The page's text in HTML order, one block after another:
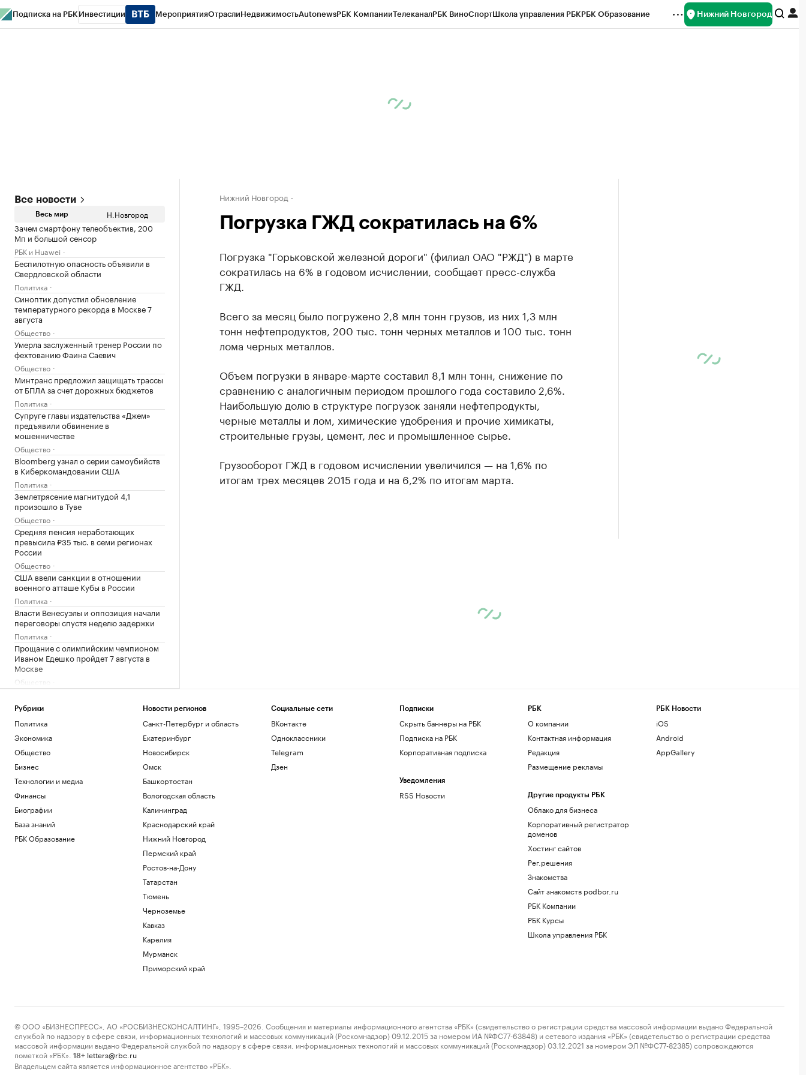
Подписка на РБК Инвестиции МероприятияОтраслиНедвижимостьAutonewsРБК КомпанииТелеканалРБК ВиноСпортШкола управления РБКРБК Образование Нижний Новгород
Все новости
Весь мир Н.Новгород
Зачем смартфону телеобъектив, 200
Мп и большой сенсор
РБК и Huawei
Беспилотную опасность объявили в
Свердловской области
Политика
Синоптик допустил обновление
температурного рекорда в Москве 7
августа
Общество
Умерла заслуженный тренер России по
фехтованию Фаина Саевич
Общество
Минтранс предложил защищать трассы
от БПЛА за счет дорожных бюджетов
Политика
Супруге главы издательства «Джем»
предъявили обвинение в
мошенничестве
Общество
Bloomberg узнал о серии самоубийств
в Киберкомандовании США
Политика
Землетрясение магнитудой 4,1
произошло в Туве
Общество
Средняя пенсия неработающих
превысила ₽35 тыс. в семи регионах
России
Общество
США ввели санкции в отношении
военного атташе Кубы в России
Политика
Власти Венесуэлы и оппозиция начали
переговоры спустя неделю задержки
Политика
Прощание с олимпийским чемпионом
Иваном Едешко пройдет 7 августа в
Москве
Общество
мужчину, угрожавшего взорвать бомбу
на рейсе
Общество
Во Внуково предупредили о задержках
рейсов из-за грозы
Общество
пострадавших при атаках хуситов
Политика
В Турции заявили, что Европа
потребовала подтверждать
происхождение газа
Политика
крупнейшие финансовые компании
Загрузить еще
Нижний Новгород
Погрузка ГЖД сократилась на 6%
Погрузка "Горьковской железной дороги" (филиал ОАО "РЖД") в марте
сократилась на 6% в годовом исчислении, сообщает пресс-служба
ГЖД.
Всего за месяц было погружено 2,8 млн тонн грузов, из них 1,3 млн
тонн нефтепродуктов, 200 тыс. тонн черных металлов и 100 тыс. тонн
лома черных металлов.
Объем погрузки в январе-марте составил 8,1 млн тонн, снижение по
сравнению с аналогичным периодом прошлого года составило 2,6%.
Наибольшую долю в структуре погрузок заняли нефтепродукты,
черные металлы и лом, химические удобрения и прочие химикаты,
строительные грузы, цемент, лес и промышленное сырье.
Грузооборот ГЖД в годовом исчислении увеличился — на 1,6% по
итогам трех месяцев 2015 года и на 6,2% по итогам марта.
Рубрики
Политика
Экономика
Общество
Бизнес
Технологии и медиа
Финансы
Биографии
База знаний
РБК Образование
Новости регионов
Санкт-Петербург и область
Екатеринбург
Новосибирск
Омск
Башкортостан
Вологодская область
Калининград
Краснодарский край
Нижний Новгород
Пермский край
Ростов-на-Дону
Татарстан
Тюмень
Черноземье
Кавказ
Карелия
Мурманск
Приморский край
Социальные сети
ВКонтакте
Одноклассники
Telegram
Дзен
Подписки
Скрыть баннеры на РБК
Подписка на РБК
Корпоративная подписка
Уведомления
RSS Новости
РБК
О компании
Контактная информация
Редакция
Размещение рекламы
Другие продукты РБК
Облако для бизнеса
Корпоративный регистратор
доменов
Хостинг сайтов
Рег.решения
Знакомства
Сайт знакомств podbor.ru
РБК Компании
РБК Курсы
Школа управления РБК
РБК Новости
iOS
Android
AppGallery
© ООО «БИЗНЕСПРЕСС», АО «РОСБИЗНЕСКОНСАЛТИНГ», 1995–2026. Сообщения и материалы информационного агентства «РБК» (свидетельство о регистрации средства массовой информации выдано Федеральной
службой по надзору в сфере связи, информационных технологий и массовых коммуникаций (Роскомнадзор) 09.12.2015 за номером ИА №ФС77-63848) и сетевого издания «РБК» (свидетельство о регистрации средства
массовой информации выдано Федеральной службой по надзору в сфере связи, информационных технологий и массовых коммуникаций (Роскомнадзор) 03.12.2021 за номером ЭЛ №ФС77-82385) сопровождаются
пометкой «РБК».
18+ letters@rbc.ru
Владельцем сайта является информационное агентство «РБК».